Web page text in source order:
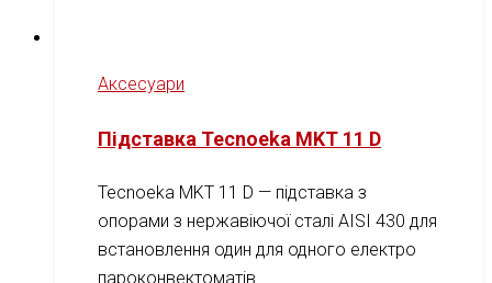
Аксесуари
Підставка Tecnoeka MKT 11 D
Tecnoeka MKT 11 D — підставка з
опорами з нержавіючої сталі AISI 430 для
встановлення один для одного електро
пароконвектоматів...